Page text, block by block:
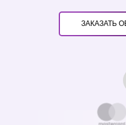
ЗАКАЗАТЬ